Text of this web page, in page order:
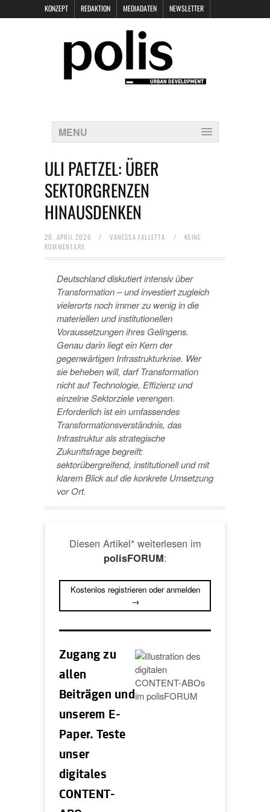
KONZEPT REDAKTION MEDIADATEN NEWSLETTER
DATENSCHUTZ
MENU
ULI PAETZEL: ÜBER
SEKTORGRENZEN
HINAUSDENKEN
20. APRIL 2026 / VANESSA FALLETTA /
KEINE
KOMMENTARE
Deutschland diskutiert intensiv über
Transformation – und investiert zugleich
vielerorts noch immer zu wenig in die
materiellen und institutionellen
Voraussetzungen ihres Gelingens.
Genau darin liegt ein Kern der
gegenwärtigen Infrastrukturkrise. Wer
sie beheben will, darf Transformation
nicht auf Technologie, Effizienz und
einzelne Sektorziele verengen.
Erforderlich ist ein umfassendes
Transformationsverständnis, das
Infrastruktur als strategische
Zukunftsfrage begreift:
sektorübergreifend, institutionell und mit
klarem Blick auf die konkrete Umsetzung
vor Ort.
Diesen Artikel* weiterlesen im
polisFORUM:
Kostenlos registrieren oder anmelden
→
Zugang zu
allen
Beiträgen und
unserem E-
Paper. Teste
unser
digitales
CONTENT-